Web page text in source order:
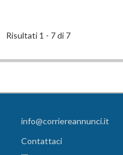
Risultati 1 - 7 di 7
info@corriereannunci.it
Contattaci